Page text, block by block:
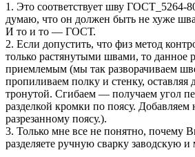
1. Это соответствует шву ГОСТ_5264-
думаю, что он должен быть не хуже
И то и то — ГОСТ.
2. Если допустить, что физ метод
только растянутыми швами, то данное
приемлемым (мы так разворачиваем
пропиливаем полку и стенку, оставляя
тронутой. Сгибаем — получаем угол
разделкой кромки по поясу. Добавляем
разрезанному поясу.).
3. Только мне все не понятно, почему
разделяете ручную сварку заводскую